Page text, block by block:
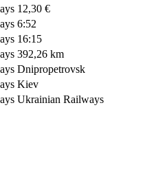
12,30 €
6:52
16:15
392,26 km
Dnipropetrovsk
Kiev
Ukrainian Railways
CARTO, ©OpenStreetMapcontributors